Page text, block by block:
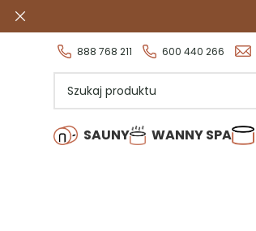
888 768 211 600 440 266
SAUNY WANNY SPA